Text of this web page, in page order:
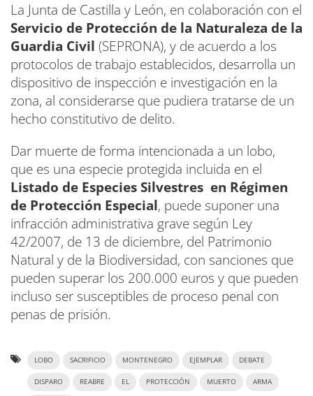
La Junta de Castilla y León, en colaboración con el
Servicio de Protección de la Naturaleza de la
Guardia Civil (SEPRONA), y de acuerdo a los
protocolos de trabajo establecidos, desarrolla un
dispositivo de inspección e investigación en la
zona, al considerarse que pudiera tratarse de un
hecho constitutivo de delito.
Dar muerte de forma intencionada a un lobo,
que es una especie protegida incluida en el
Listado de Especies Silvestres en Régimen
de Protección Especial, puede suponer una
infracción administrativa grave según Ley
42/2007, de 13 de diciembre, del Patrimonio
Natural y de la Biodiversidad, con sanciones que
pueden superar los 200.000 euros y que pueden
incluso ser susceptibles de proceso penal con
penas de prisión.
LOBO SACRIFICIO MONTENEGRO EJEMPLAR DEBATE
DISPARO REABRE EL PROTECCIÓN MUERTO ARMA